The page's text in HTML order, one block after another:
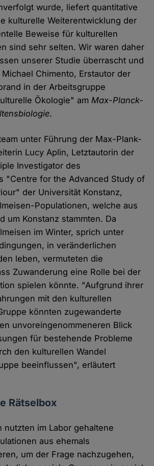
wurde, liefert quantitative
kulturelle Weiterentwicklung der
Beweise für kulturellen
sind sehr selten. Wir waren daher
unserer Studie überrascht und
Chimento, Erstautor der
in der Arbeitsgruppe
Ökologie" amMax-Planck-
.
unter Führung der Max-Plank-
Lucy Aplin, Letztautorin der
Investigator des
"Centre for the Advanced Study of
der Universität Konstanz,
Populationen, welche aus
um Konstanz stammten. Da
im Winter, sprich unter
in veränderlichen
leben, vermuteten die
Zuwanderung eine Rolle bei der
spielen könnte. "Aufgrund ihrer
mit den kulturellen
könnten zugewanderte
unvoreingenommeneren Blick
für bestehende Probleme
den kulturellen Wandel
beeinflussen", erläutert
Rätselbox
nutzten im Labor gehaltene
aus ehemals
um der Frage nachzugehen,